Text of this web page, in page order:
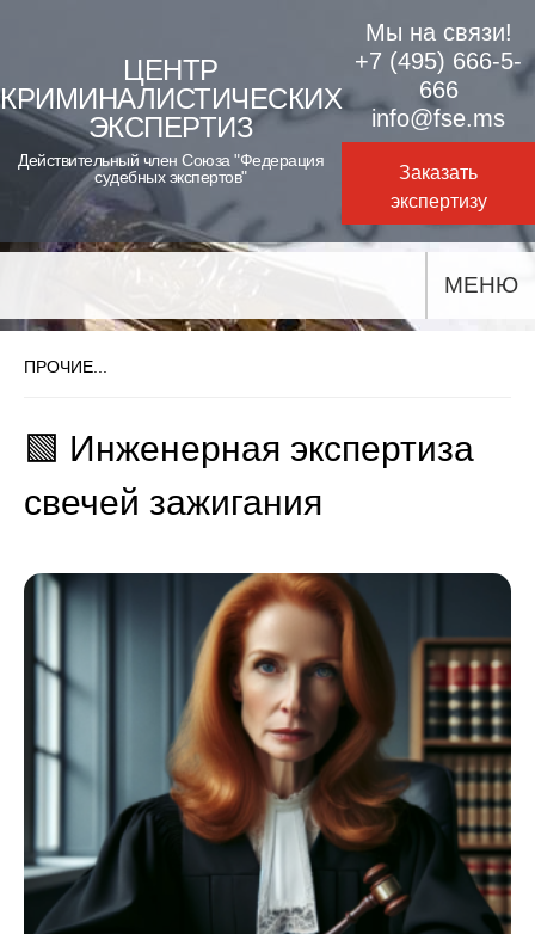
content
ЦЕНТР
КРИМИНАЛИСТИЧЕСКИХ
ЭКСПЕРТИЗ
Действительный член Союза "Федерация
судебных экспертов"
Мы на связи!
+7 (495) 666-5-
666
info@fse.ms
Заказать
экспертизу
МЕНЮ
ПРОЧИЕ...
🟩 Инженерная экспертиза
свечей зажигания